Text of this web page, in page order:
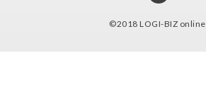
©2018 LOGI-BIZ online